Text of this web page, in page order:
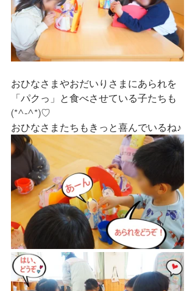
おひなさまやおだいりさまにあられを
「パクっ」と食べさせている子たちも
(*^-^*)♡
おひなさまたちもきっと喜んでいるね♪